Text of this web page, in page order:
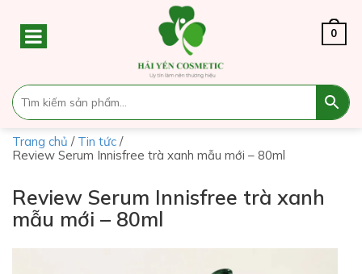
0
Trang chủ / Tin tức /
Review Serum Innisfree trà xanh mẫu mới – 80ml
Review Serum Innisfree trà xanh
mẫu mới – 80ml